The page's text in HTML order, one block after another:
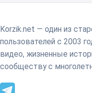
Korzik.net — один из
пользователей с 2003
видео, жизненные
сообществу с